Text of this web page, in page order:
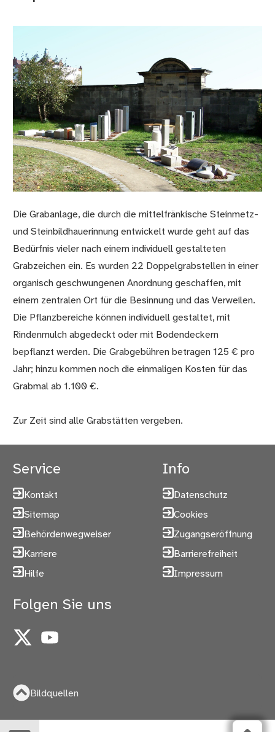
Die Grabanlage, die durch die mittelfränkische Steinmetz-
und Steinbildhauerinnung entwickelt wurde geht auf das
Bedürfnis vieler nach einem individuell gestalteten
Grabzeichen ein. Es wurden 22 Doppelgrabstellen in einer
organisch geschwungenen Anordnung geschaffen, mit
einem zentralen Ort für die Besinnung und das Verweilen.
Die Pflanzbereiche können individuell gestaltet, mit
Rindenmulch abgedeckt oder mit Bodendeckern
bepflanzt werden. Die Grabgebühren betragen 125 € pro
Jahr; hinzu kommen noch die einmaligen Kosten für das
Grabmal ab 1.100 €.
Zur Zeit sind alle Grabstätten vergeben.
Service
Kontakt
Sitemap
Behördenwegweiser
Karriere
Hilfe
Info
Datenschutz
Cookies
Zugangseröffnung
Barrierefreiheit
Impressum
Folgen Sie uns
X YouTube
Bildquellen